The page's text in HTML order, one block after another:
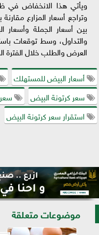
ويأتي هذا الانخفاض
وتراجع أسعار المزارع
بين أسعار الجملة وأسعار
والتداول، وسط توقعات
العرض والطلب خلال الفترة
أسعار البيض للمستهلك
سعر كرتونة البيض
استقرار سعر كرتونة البيض
موضوعات متعلقة